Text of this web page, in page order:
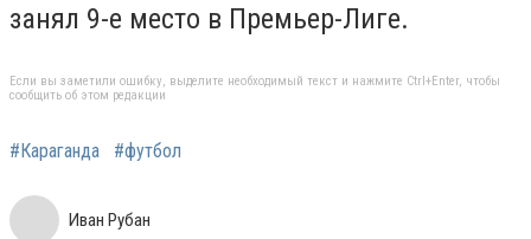
занял 9-е место в Премьер-Лиге.
Если вы заметили ошибку, выделите необходимый текст и нажмите Ctrl+Enter, чтобы
сообщить об этом редакции
#Караганда #футбол
Иван Рубан